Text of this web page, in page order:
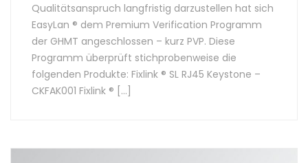
Qualitätsanspruch langfristig darzustellen hat sich
EasyLan ® dem Premium Verification Programm
der GHMT angeschlossen – kurz PVP. Diese
Programm überprüft stichprobenweise die
folgenden Produkte: Fixlink ® SL RJ45 Keystone –
CKFAK001 Fixlink ® […]